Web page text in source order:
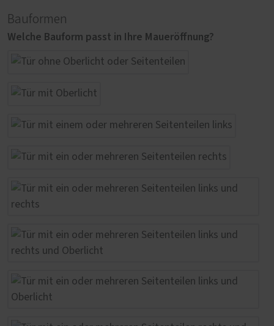
Bauformen
Welche Bauform passt in Ihre Maueröffnung?